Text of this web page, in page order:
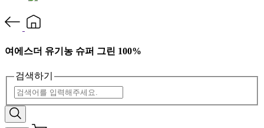
여에스더 유기농 슈퍼 그린 100%
검색하기